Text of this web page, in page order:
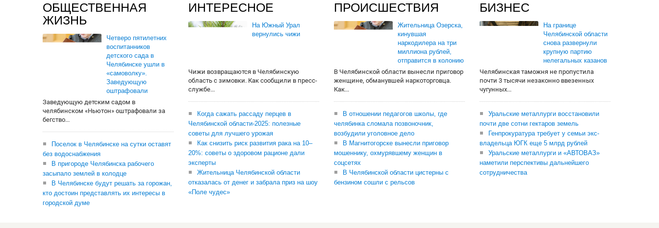
ОБЩЕСТВЕННАЯ
ЖИЗНЬ
Четверо пятилетних
воспитанников
детского сада в
Челябинске ушли в
«самоволку».
Заведующую
оштрафовали
Заведующую детским садом в
челябинском «Ньютон» оштрафовали за
бегство...
Поселок в Челябинске на сутки оставят
без водоснабжения
В пригороде Челябинска рабочего
засыпало землей в колодце
В Челябинске будут решать за горожан,
кто достоин представлять их интересы в
городской думе
ИНТЕРЕСНОЕ
На Южный Урал
вернулись чижи
Чижи возвращаются в Челябинскую
область с зимовки. Как сообщили в пресс-
службе...
Когда сажать рассаду перцев в
Челябинской области-2025: полезные
советы для лучшего урожая
Как снизить риск развития рака на 10–
20%: советы о здоровом рационе дали
эксперты
Жительница Челябинской области
отказалась от денег и забрала приз на шоу
«Поле чудес»
ПРОИСШЕСТВИЯ
Жительница Озерска,
кинувшая
наркодилера на три
миллиона рублей,
отправится в колонию
В Челябинской области вынесли приговор
женщине, обманувшей наркоторговца.
Как...
В отношении педагогов школы, где
челябинка сломала позвоночник,
возбудили уголовное дело
В Магнитогорске вынесли приговор
мошеннику, охмурявшему женщин в
соцсетях
В Челябинской области цистерны с
бензином сошли с рельсов
БИЗНЕС
На границе
Челябинской области
снова развернули
крупную партию
нелегальных казанов
Челябинская таможня не пропустила
почти 3 тысячи незаконно ввезенных
чугунных...
Уральские металлурги восстановили
почти две сотни гектаров земель
Генпрокуратура требует у семьи экс-
владельца ЮГК еще 5 млрд рублей
Уральские металлурги и «АВТОВАЗ»
наметили перспективы дальнейшего
сотрудничества